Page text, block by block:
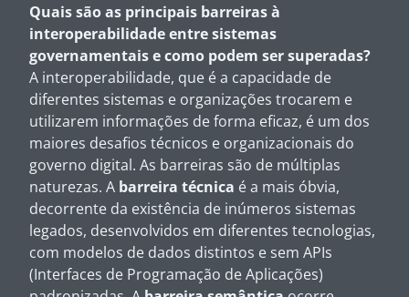
Quais são as principais barreiras à
interoperabilidade entre sistemas
governamentais e como podem ser superadas?
A interoperabilidade, que é a capacidade de
diferentes sistemas e organizações trocarem e
utilizarem informações de forma eficaz, é um dos
maiores desafios técnicos e organizacionais do
governo digital. As barreiras são de múltiplas
naturezas. A barreira técnica é a mais óbvia,
decorrente da existência de inúmeros sistemas
legados, desenvolvidos em diferentes tecnologias,
com modelos de dados distintos e sem APIs
(Interfaces de Programação de Aplicações)